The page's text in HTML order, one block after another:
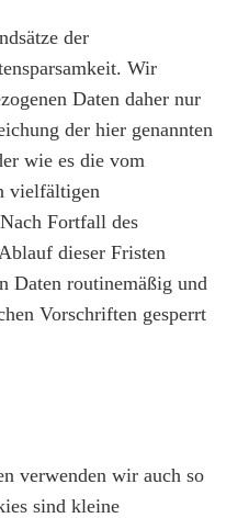
der
Wir
Daten daher nur
der hier genannten
wie es die vom
vielfältigen
Fortfall des
dieser Fristen
Daten routinemäßig und
Vorschriften gesperrt
verwenden wir auch so
sind kleine